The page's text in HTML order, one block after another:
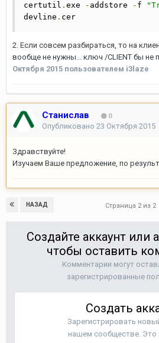
certutil . exe - addstore - f
devline . cer
2. Если совсем разбираться, то на
вообще не нужны... ключ /CLIENT бы не
Октября 2015 пользователем i3laze
Станислав 0
Опубликовано 23 Октября 2015
Здравствуйте!
Изучаем Ваше предложение, по
НАЗАД Страница 2 из 2
Создайте аккаунт или
чтобы оставить
Комментарии могут
зарегистрированные
Создать
Зарегистрировать
нашем сообществе. Это